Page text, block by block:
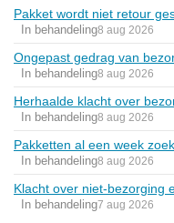
Pakket wordt niet retour
In behandeling8 aug 2026
Ongepast gedrag van
In behandeling8 aug 2026
Herhaalde klacht over
In behandeling8 aug 2026
Pakketten al een week
In behandeling8 aug 2026
Klacht over niet-bezorging
In behandeling7 aug 2026